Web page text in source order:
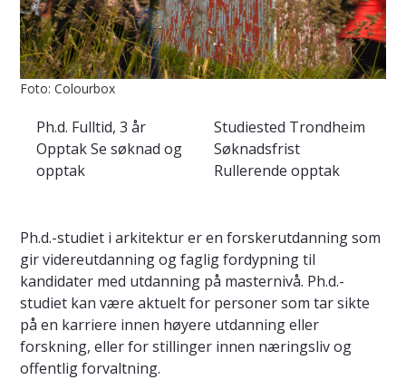
Foto: Colourbox
Ph.d. Fulltid, 3 år Studiested Trondheim
OpptakSe søknad og
opptak
Søknadsfrist
Rullerende opptak
Ph.d.-studiet i arkitektur er en forskerutdanning som
gir videreutdanning og faglig fordypning til
kandidater med utdanning på masternivå. Ph.d.-
studiet kan være aktuelt for personer som tar sikte
på en karriere innen høyere utdanning eller
forskning, eller for stillinger innen næringsliv og
offentlig forvaltning.